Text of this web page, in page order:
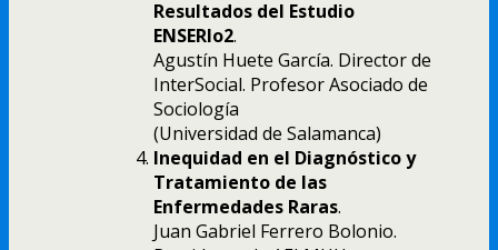
Resultados del Estudio
ENSERIo2.
Agustín Huete García. Director de
InterSocial. Profesor Asociado de
Sociología
(Universidad de Salamanca)
Inequidad en el Diagnóstico y
Tratamiento de las
Enfermedades Raras.
Juan Gabriel Ferrero Bolonio.